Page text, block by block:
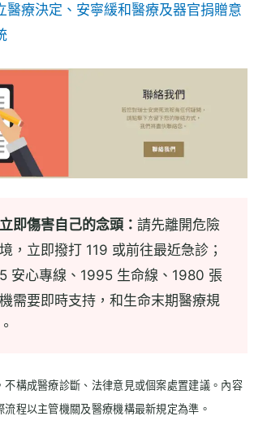
醫療決定、安寧緩和醫療及器官捐贈意
即傷害自己的念頭：請先離開危險
，立即撥打 119 或前往最近急診；
安心專線、1995 生命線、1980 張
需要即時支持，和生命末期醫療規
不構成醫療診斷、法律意見或個案處置建議。內容
程以主管機關及醫療機構最新規定為準。